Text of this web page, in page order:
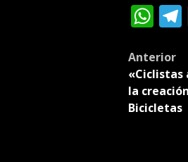
Post
Anterior
«Ciclistas
la
Bicicletas